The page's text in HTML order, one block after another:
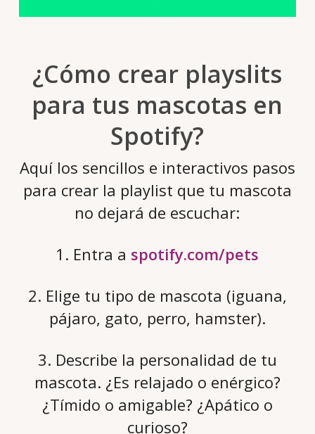
¿Cómo crear playslits
para tus mascotas en
Spotify?
Aquí los sencillos e interactivos pasos
para crear la playlist que tu mascota
no dejará de escuchar:
1. Entra a spotify.com/pets
2. Elige tu tipo de mascota (iguana,
pájaro, gato, perro, hamster).
3. Describe la personalidad de tu
mascota. ¿Es relajado o enérgico?
¿Tímido o amigable? ¿Apático o
curioso?